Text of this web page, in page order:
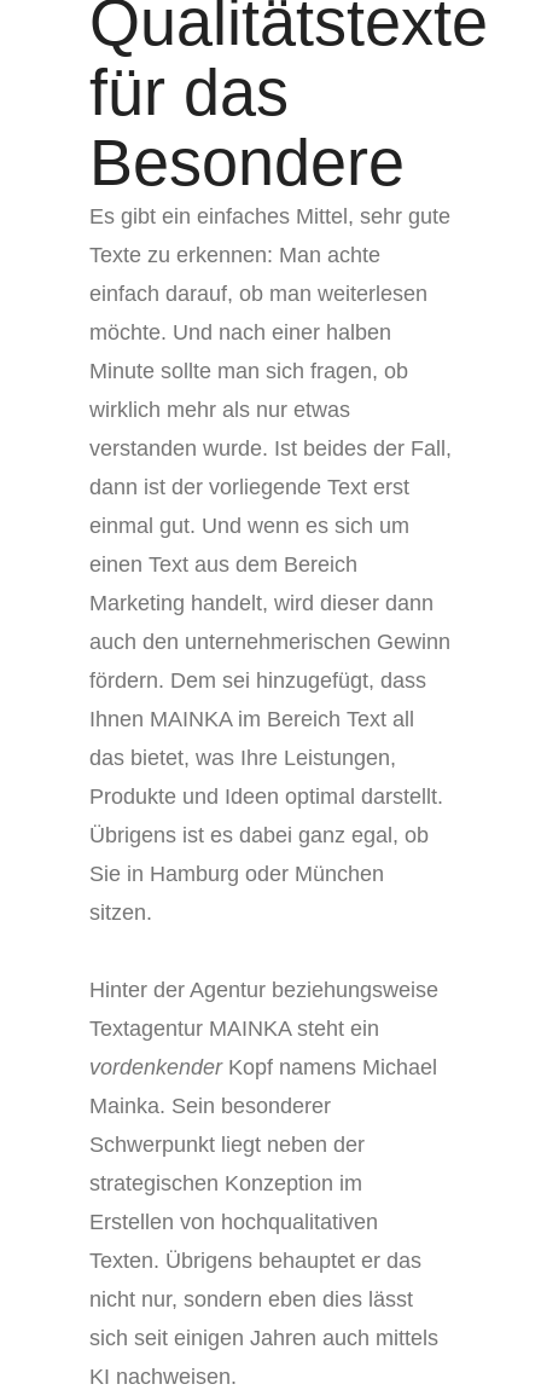
Qualitätstexte
für das
Besondere
Es gibt ein einfaches Mittel, sehr gute
Texte zu erkennen: Man achte
einfach darauf, ob man weiterlesen
möchte. Und nach einer halben
Minute sollte man sich fragen, ob
wirklich mehr als nur etwas
verstanden wurde. Ist beides der Fall,
dann ist der vorliegende Text erst
einmal gut. Und wenn es sich um
einen Text aus dem Bereich
Marketing handelt, wird dieser dann
auch den unternehmerischen Gewinn
fördern. Dem sei hinzugefügt, dass
Ihnen MAINKA im Bereich Text all
das bietet, was Ihre Leistungen,
Produkte und Ideen optimal darstellt.
Übrigens ist es dabei ganz egal, ob
Sie in Hamburg oder München
sitzen.
Hinter der Agentur beziehungsweise
Textagentur MAINKA steht ein
vordenkender Kopf namens Michael
Mainka. Sein besonderer
Schwerpunkt liegt neben der
strategischen Konzeption im
Erstellen von hochqualitativen
Texten. Übrigens behauptet er das
nicht nur, sondern eben dies lässt
sich seit einigen Jahren auch mittels
KI nachweisen.